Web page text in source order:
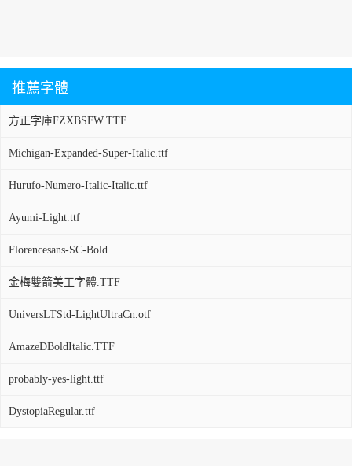
推薦字體
方正字庫FZXBSFW.TTF
Michigan-Expanded-Super-Italic.ttf
Hurufo-Numero-Italic-Italic.ttf
Ayumi-Light.ttf
Florencesans-SC-Bold
金梅雙箭美工字體.TTF
UniversLTStd-LightUltraCn.otf
AmazeDBoldItalic.TTF
probably-yes-light.ttf
DystopiaRegular.ttf